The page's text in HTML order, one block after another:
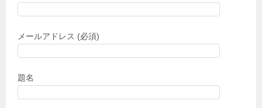
メールアドレス (必須)
題名